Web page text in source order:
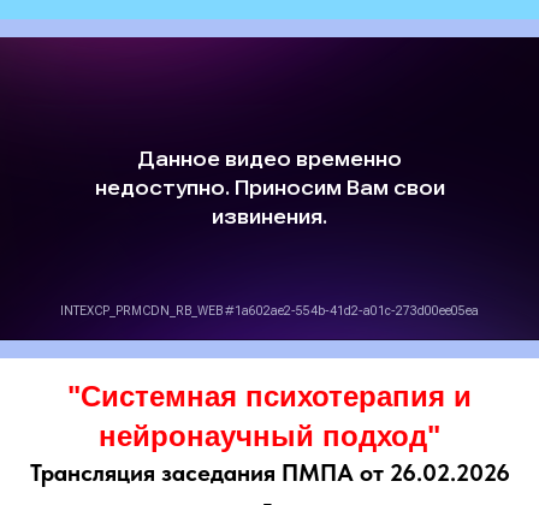
"Системная психотерапия и
нейронаучный подход"
Трансляция заседания ПМПА от 26.02.2026